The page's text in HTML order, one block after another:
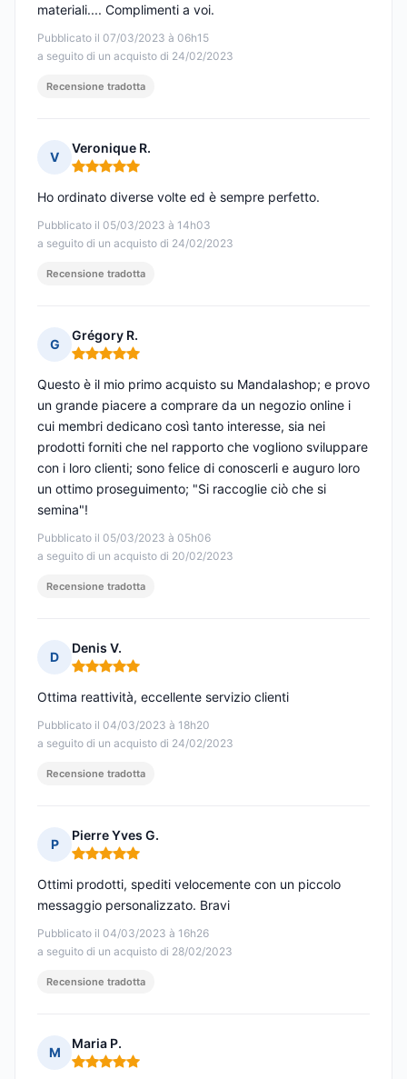
Pubblicato il 07/03/2023 à 06h15
a seguito di un acquisto di 24/02/2023
materiali.... Complimenti a voi.
Recensione tradotta
V
Veronique R.
Nota: 5 su 5
Pubblicato il 05/03/2023 à 14h03
a seguito di un acquisto di 24/02/2023
Ho ordinato diverse volte ed è sempre perfetto.
Recensione tradotta
G
Grégory R.
Nota: 5 su 5
Pubblicato il 05/03/2023 à 05h06
a seguito di un acquisto di 20/02/2023
Questo è il mio primo acquisto su Mandalashop; e provo
un grande piacere a comprare da un negozio online i
cui membri dedicano così tanto interesse, sia nei
prodotti forniti che nel rapporto che vogliono sviluppare
con i loro clienti; sono felice di conoscerli e auguro loro
un ottimo proseguimento; "Si raccoglie ciò che si
semina"!
Recensione tradotta
D
Denis V.
Nota: 5 su 5
Pubblicato il 04/03/2023 à 18h20
a seguito di un acquisto di 24/02/2023
Ottima reattività, eccellente servizio clienti
Recensione tradotta
P
Pierre Yves G.
Nota: 5 su 5
Pubblicato il 04/03/2023 à 16h26
a seguito di un acquisto di 28/02/2023
Ottimi prodotti, spediti velocemente con un piccolo
messaggio personalizzato. Bravi
Recensione tradotta
M
Maria P.
Nota: 5 su 5